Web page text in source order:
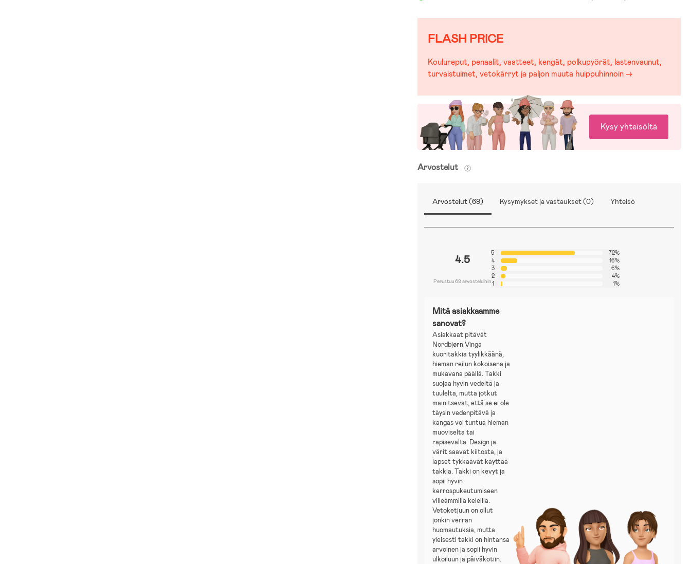
FLASH PRICE
Koulureput, penaalit, vaatteet, kengät, polkupyörät, lastenvaunut,
turvaistuimet, vetokärryt ja paljon muuta huippuhinnoin →
Kysy yhteisöltä
Arvostelut
Arvostelut (69) Kysymykset ja vastaukset (0) Yhteisö
4.5
Perustuu 69 arvosteluihin
5
72%
4
16%
3
6%
2
4%
1
1%
Mitä asiakkaamme
sanovat?
Asiakkaat pitävät
Nordbjørn Vinga
kuoritakkia tyylikkäänä,
hieman reilun kokoisena ja
mukavana päällä. Takki
suojaa hyvin vedeltä ja
tuulelta, mutta jotkut
mainitsevat, että se ei ole
täysin vedenpitävä ja
kangas voi tuntua hieman
muoviselta tai
rapisevalta. Design ja
värit saavat kiitosta, ja
lapset tykkäävät käyttää
takkia. Takki on kevyt ja
sopii hyvin
kerrospukeutumiseen
viileämmillä keleillä.
Vetoketjuun on ollut
jonkin verran
huomautuksia, mutta
yleisesti takki on hintansa
arvoinen ja sopii hyvin
ulkoiluun ja päiväkotiin.